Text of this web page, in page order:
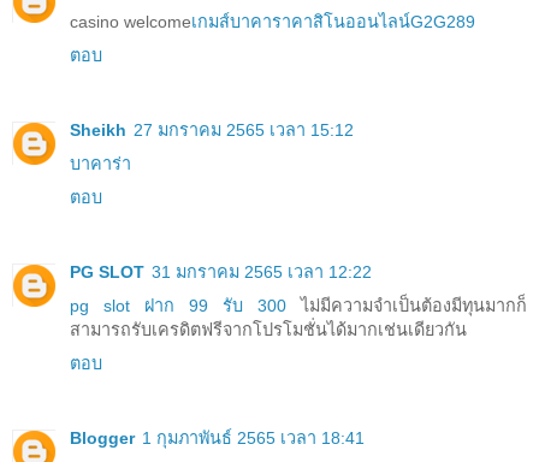
casino welcomeเกมส์บาคาราคาสิโนออนไลน์G2G289
ตอบ
Sheikh 27 มกราคม 2565 เวลา 15:12
บาคาร่า
ตอบ
PG SLOT 31 มกราคม 2565 เวลา 12:22
pg slot ฝาก 99 รับ 300 ไม่มีความจำเป็นต้องมีทุนมากก็
สามารถรับเครดิตฟรีจากโปรโมชั่นได้มากเช่นเดียวกัน
ตอบ
Blogger 1 กุมภาพันธ์ 2565 เวลา 18:41